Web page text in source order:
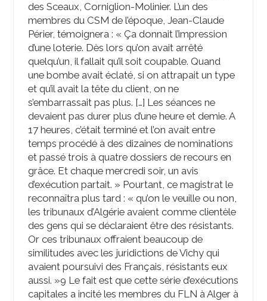
des Sceaux, Corniglion-Molinier. L’un des
membres du CSM de l’époque, Jean-Claude
Périer, témoignera : « Ça donnait l’impression
d’une loterie. Dès lors qu’on avait arrêté
quelqu’un, il fallait qu’il soit coupable. Quand
une bombe avait éclaté, si on attrapait un type
et qu’il avait la tête du client, on ne
s’embarrassait pas plus. […] Les séances ne
devaient pas durer plus d’une heure et demie. A
17 heures, c’était terminé et l’on avait entre
temps procédé à des dizaines de nominations
et passé trois à quatre dossiers de recours en
grâce. Et chaque mercredi soir, un avis
d’exécution partait. » Pourtant, ce magistrat le
reconnaîtra plus tard : « qu’on le veuille ou non,
les tribunaux d’Algérie avaient comme clientèle
des gens qui se déclaraient être des résistants.
Or ces tribunaux offraient beaucoup de
similitudes avec les juridictions de Vichy qui
avaient poursuivi des Français, résistants eux
aussi. »9 Le fait est que cette série d’exécutions
capitales a incité les membres du FLN à Alger à